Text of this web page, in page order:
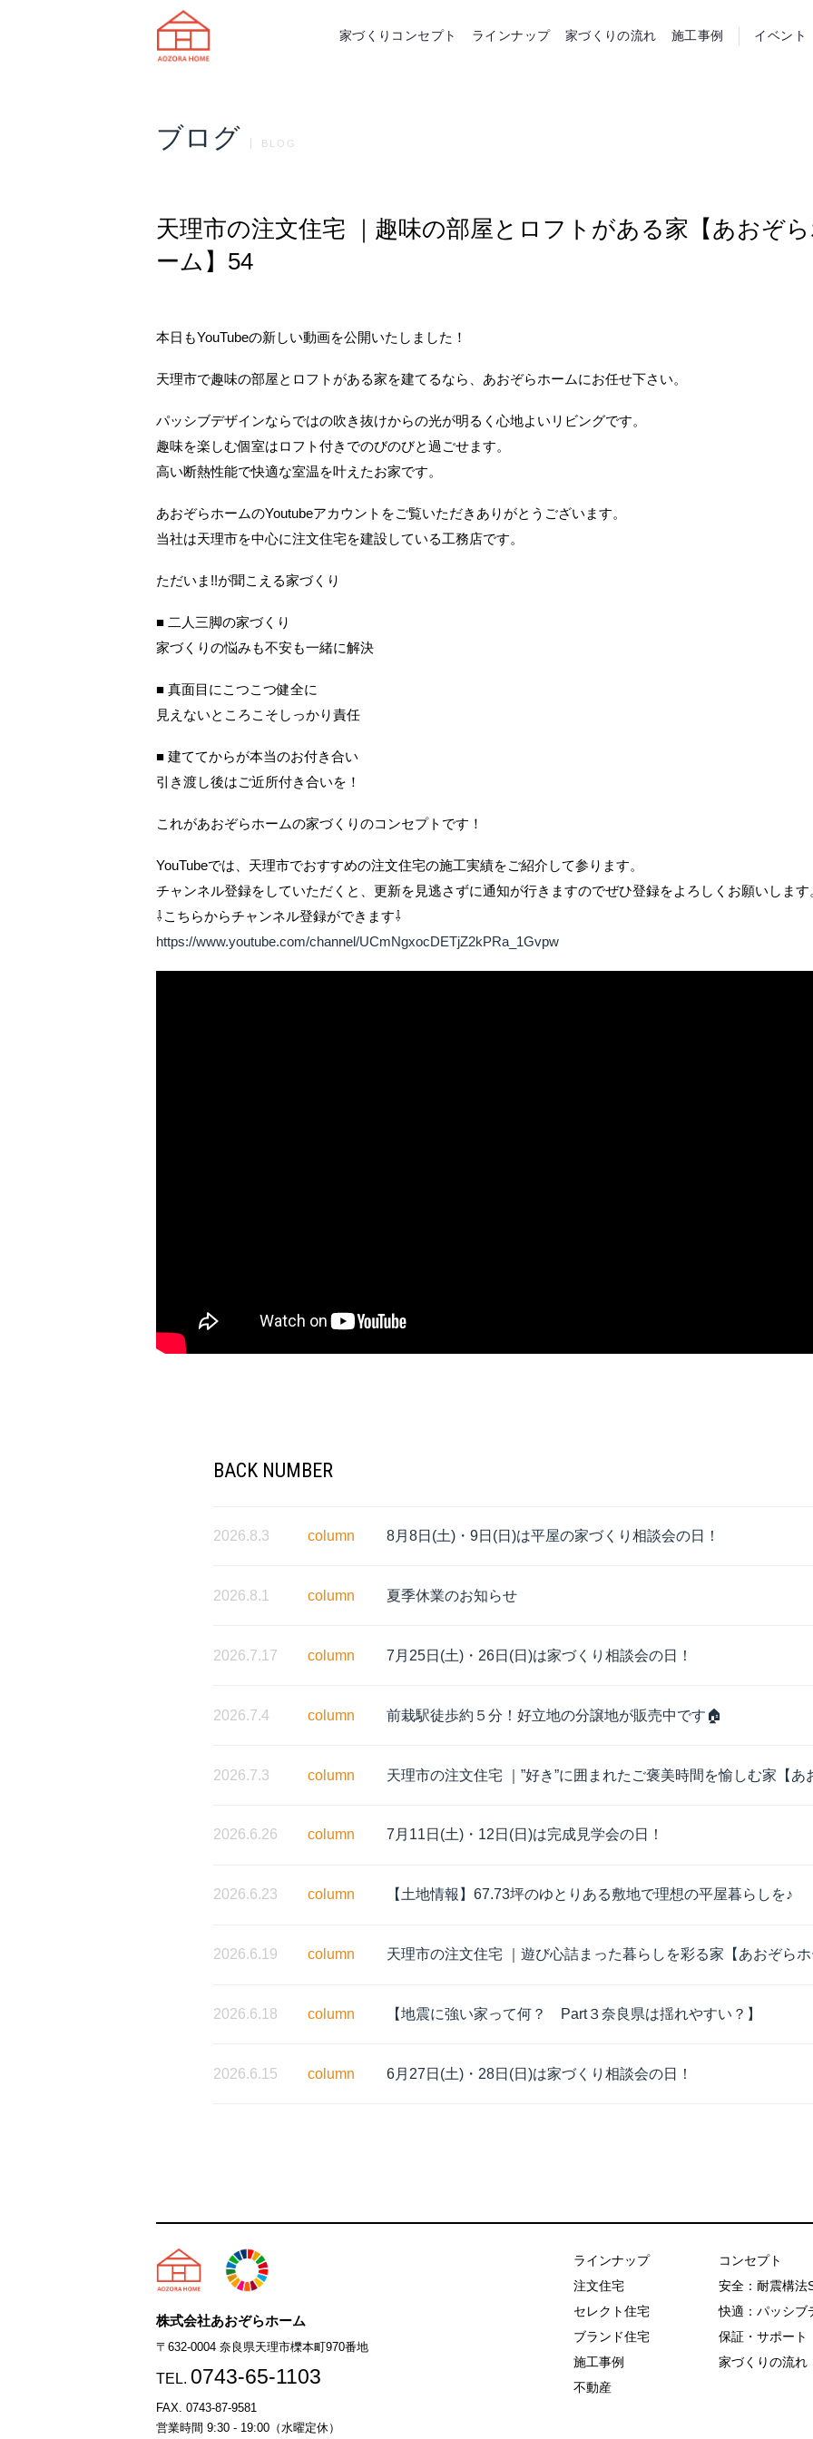
家づくりコンセプト
ラインナップ 家づくりの流れ 施工事例 イベント
ブログ BLOG
天理市の注文住宅 ｜趣味の部屋とロフトがある家【あおぞ
ーム】54
本日もYouTubeの新しい動画を公開いたしました！
天理市で趣味の部屋とロフトがある家を建てるなら、あおぞらホームにお任せ下さい。
パッシブデザインならではの吹き抜けからの光が明るく心地よいリビングです。
趣味を楽しむ個室はロフト付きでのびのびと過ごせます。
高い断熱性能で快適な室温を叶えたお家です。
あおぞらホームのYoutubeアカウントをご覧いただきありがとうございます。
当社は天理市を中心に注文住宅を建設している工務店です。
ただいま!!が聞こえる家づくり
■ 二人三脚の家づくり
家づくりの悩みも不安も一緒に解決
■ 真面目にこつこつ健全に
見えないところこそしっかり責任
■ 建ててからが本当のお付き合い
引き渡し後はご近所付き合いを！
これがあおぞらホームの家づくりのコンセプトです！
YouTubeでは、天理市でおすすめの注文住宅の施工実績をご紹介して参ります。
チャンネル登録をしていただくと、更新を見逃さずに通知が行きますのでぜひ登録をよろしくお願いします
⇩こちらからチャンネル登録ができます⇩
https://www.youtube.com/channel/UCmNgxocDETjZ2kPRa_1Gvpw
BACK NUMBER
2026.8.3 column 8月8日(土)・9日(日)は平屋の家づくり相談会の日！
2026.8.1 column 夏季休業のお知らせ
2026.7.17 column 7月25日(土)・26日(日)は家づくり相談会の日！
2026.7.4 column 前栽駅徒歩約５分！好立地の分譲地が販売中です🏠
2026.7.3 column 天理市の注文住宅 ｜”好き”に囲まれたご褒美時間を愉しむ家【あ
2026.6.26 column 7月11日(土)・12日(日)は完成見学会の日！
2026.6.23 column 【土地情報】67.73坪のゆとりある敷地で理想の平屋暮らしを♪
2026.6.19 column 天理市の注文住宅 ｜遊び心詰まった暮らしを彩る家【あおぞら
2026.6.18 column 【地震に強い家って何？ Part３奈良県は揺れやすい？】
2026.6.15 column 6月27日(土)・28日(日)は家づくり相談会の日！
天理市の注文住宅は株式会社あおぞらホーム
株式会社あおぞらホーム
〒632-0004 奈良県天理市櫟本町970番地
TEL. 0743-65-1103
FAX. 0743-87-9581
営業時間 9:30 - 19:00（水曜定休）
ラインナップ
注文住宅
セレクト住宅
ブランド住宅
施工事例
不動産
コンセプト
安全：耐震構法
快適：パッシブ
保証・サポート
家づくりの流れ